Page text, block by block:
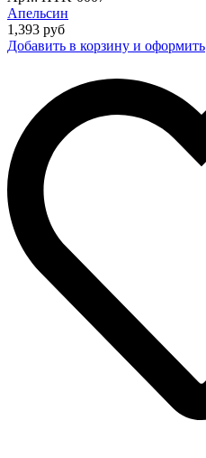
Апельсин
1,393 руб
Добавить в корзину и оформить